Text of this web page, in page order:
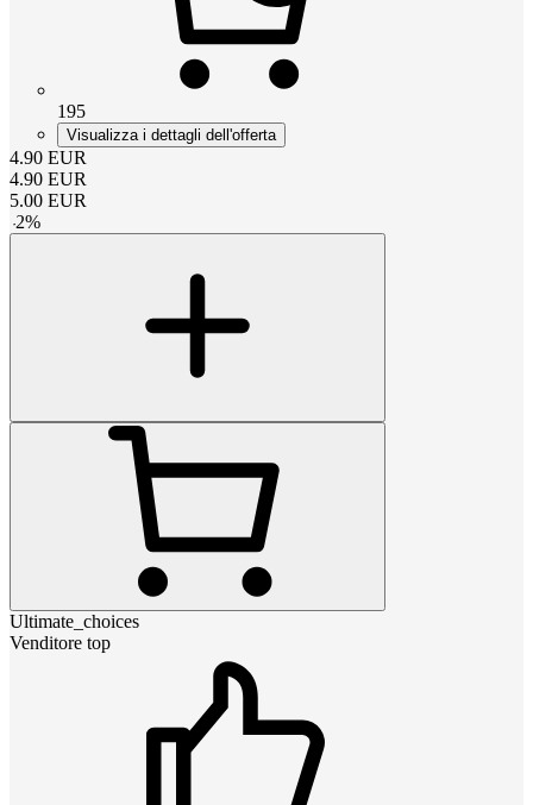
195
Visualizza i dettagli dell'offerta
4.90 EUR
4.90 EUR
5.00 EUR
-2%
Ultimate_choices
Venditore top